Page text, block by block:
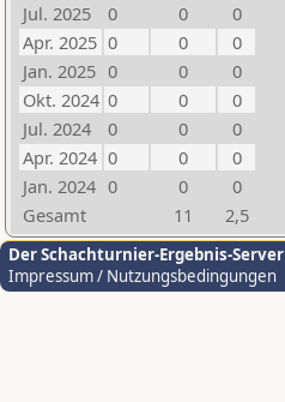
Jul. 2025
0 0
0
Apr. 2025 0 0
0
Jan. 2025 0 0
0
Okt. 2024 0 0
0
Jul. 2024
0 0
0
Apr. 2024 0 0
0
Jan. 2024 0 0
0
Gesamt
11 2,5
Der Schachturnier-Ergebnis-Server
Impressum / Nutzungsbedingungen